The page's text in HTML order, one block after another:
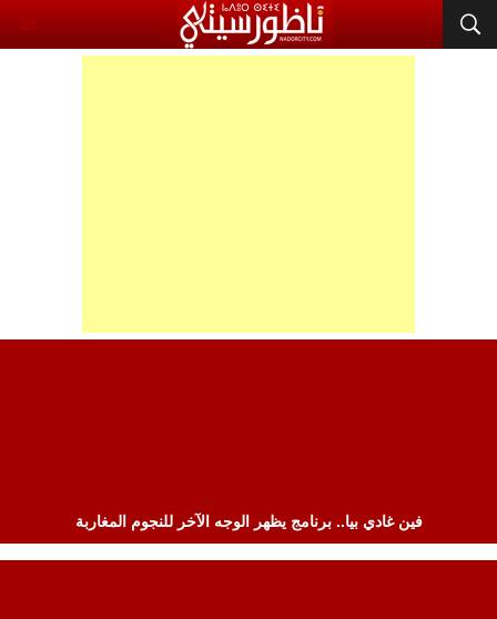
فين غادي بيا.. برنامج يظهر الوجه الآخر للنجوم المغاربة